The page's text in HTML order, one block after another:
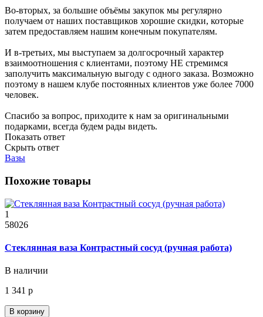
Во-вторых, за большие объёмы закупок мы регулярно
получаем от наших поставщиков хорошие скидки, которые
затем предоставляем нашим конечным покупателям.
И в-третьих, мы выступаем за долгосрочный характер
взаимоотношения с клиентами, поэтому НЕ стремимся
заполучить максимальную выгоду с одного заказа. Возможно
поэтому в нашем клубе постоянных клиентов уже более 7000
человек.
Спасибо за вопрос, приходите к нам за оригинальными
подарками, всегда будем рады видеть.
Показать ответ
Скрыть ответ
Вазы
Похожие товары
1
58026
Стеклянная ваза Контрастный сосуд (ручная работа)
В наличии
1 341 р
В корзину